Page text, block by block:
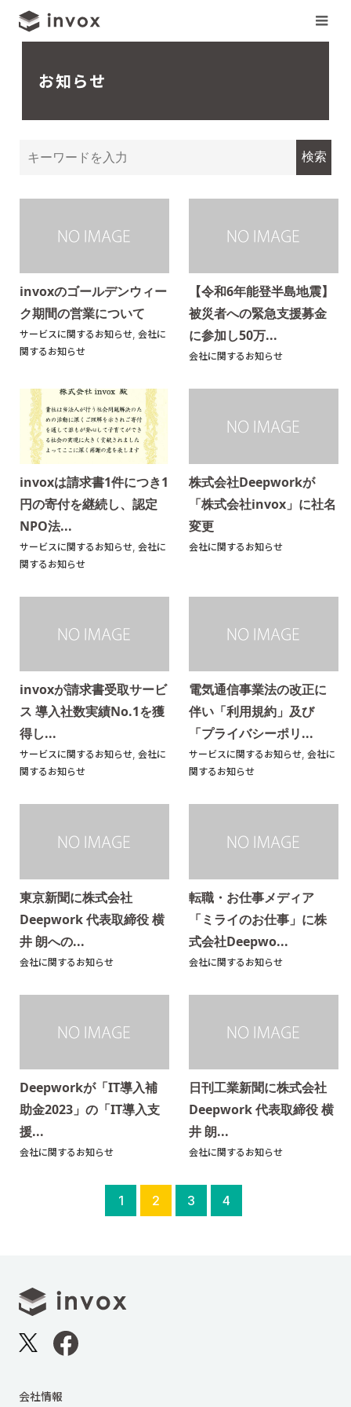
お知らせ
invoxのゴールデンウィー
ク期間の営業について
サービスに関するお知らせ, 会社に
関するお知らせ
【令和6年能登半島地震】
被災者への緊急支援募金
に参加し50万...
会社に関するお知らせ
invoxは請求書1件につき1
円の寄付を継続し、認定
NPO法...
サービスに関するお知らせ, 会社に
関するお知らせ
株式会社Deepworkが
「株式会社invox」に社名
変更
会社に関するお知らせ
invoxが請求書受取サービ
ス 導入社数実績No.1を獲
得し...
サービスに関するお知らせ, 会社に
関するお知らせ
電気通信事業法の改正に
伴い「利用規約」及び
「プライバシーポリ...
サービスに関するお知らせ,会社に
関するお知らせ
東京新聞に株式会社
Deepwork 代表取締役 横
井 朗への...
会社に関するお知らせ
転職・お仕事メディア
「ミライのお仕事」に株
式会社Deepwo...
会社に関するお知らせ
Deepworkが「IT導入補
助金2023」の「IT導入支
援...
会社に関するお知らせ
日刊工業新聞に株式会社
Deepwork 代表取締役 横
井 朗...
会社に関するお知らせ
1 2 3 4
会社情報